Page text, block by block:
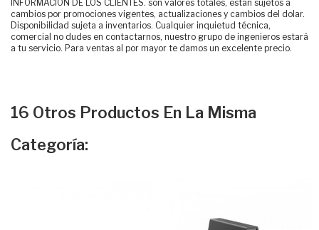
INFORMACIÓN DE LOS CLIENTES. son valores totales, están sujetos a
cambios por promociones vigentes, actualizaciones y cambios del dolar.
Disponibilidad sujeta a inventarios. Cualquier inquietud técnica,
comercial no dudes en contactarnos, nuestro grupo de ingenieros estará
a tu servicio. Para ventas al por mayor te damos un excelente precio.
16 Otros Productos En La Misma
Categoría: